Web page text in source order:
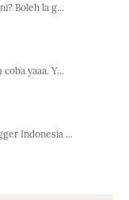
Boleh la g...
yaaa. Y...
Indonesia ...